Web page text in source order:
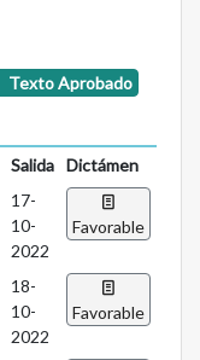
Texto Aprobado
Salida
Dictámen
17-
10-
2022
Favorable
18-
10-
2022
Favorable